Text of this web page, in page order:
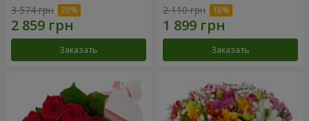
3 574 грн
Заказать
2 110 грн
Заказать